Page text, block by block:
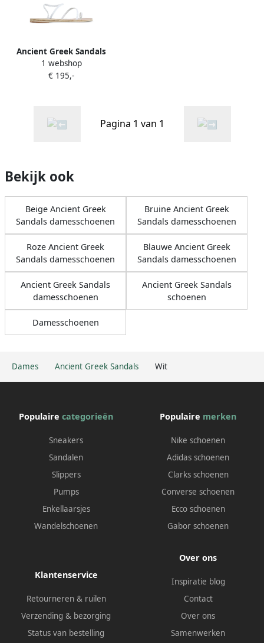
Dames Ancient Greek Sandals Wit
Ancient Greek Sandals
Eleftheria jelly sandalen Wit
1 webshop
€ 195,-
Pagina 1 van 1
Bekijk ook
Beige Ancient Greek
Sandals damesschoenen
Bruine Ancient Greek
Sandals damesschoenen
Roze Ancient Greek
Sandals damesschoenen
Blauwe Ancient Greek
Sandals damesschoenen
Ancient Greek Sandals
damesschoenen
Ancient Greek Sandals
schoenen
Damesschoenen
Populaire categorieën
Sneakers
Sandalen
Slippers
Pumps
Enkellaarsjes
Wandelschoenen
Populaire merken
Nike schoenen
Adidas schoenen
Clarks schoenen
Converse schoenen
Ecco schoenen
Gabor schoenen
Klantenservice
Retourneren & ruilen
Verzending & bezorging
Status van bestelling
Over ons
Inspiratie blog
Contact
Over ons
Samenwerken